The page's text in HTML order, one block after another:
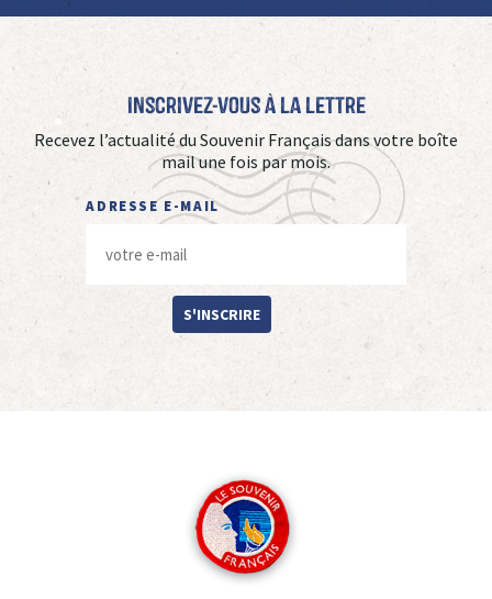
Inscrivez-vous à La Lettre
Recevez l’actualité du Souvenir Français dans votre boîte
mail une fois par mois.
ADRESSE E-MAIL
S'INSCRIRE